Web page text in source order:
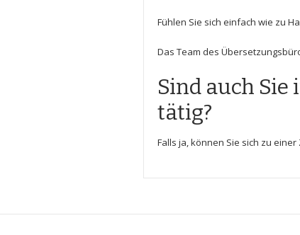
Fühlen Sie sich einfach wie zu
Das Team des
Sind auch
tätig?
Falls ja, können Sie sich zu